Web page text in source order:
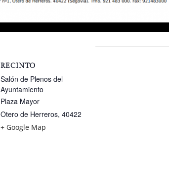
RECINTO
Salón de Plenos del
Ayuntamiento
Plaza Mayor
Otero de Herreros, 40422
+ Google Map